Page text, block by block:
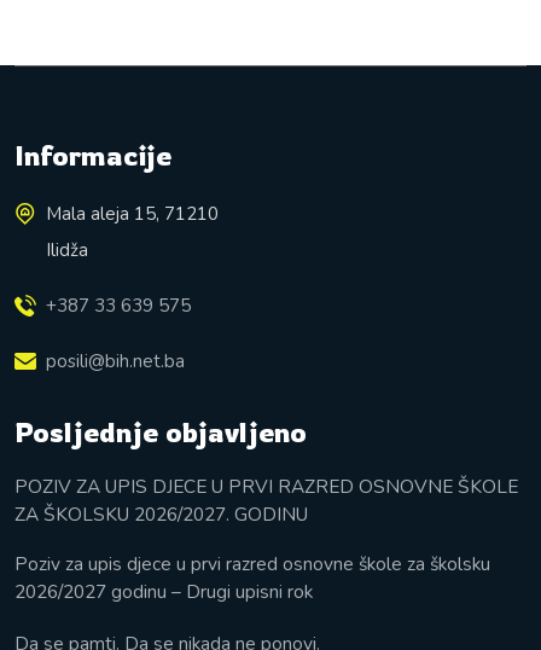
Informacije
Mala aleja 15, 71210
Ilidža
+387 33 639 575
posili@bih.net.ba
Posljednje objavljeno
POZIV ZA UPIS DJECE U PRVI RAZRED OSNOVNE ŠKOLE
ZA ŠKOLSKU 2026/2027. GODINU
Poziv za upis djece u prvi razred osnovne škole za školsku
2026/2027 godinu – Drugi upisni rok
Da se pamti. Da se nikada ne ponovi.